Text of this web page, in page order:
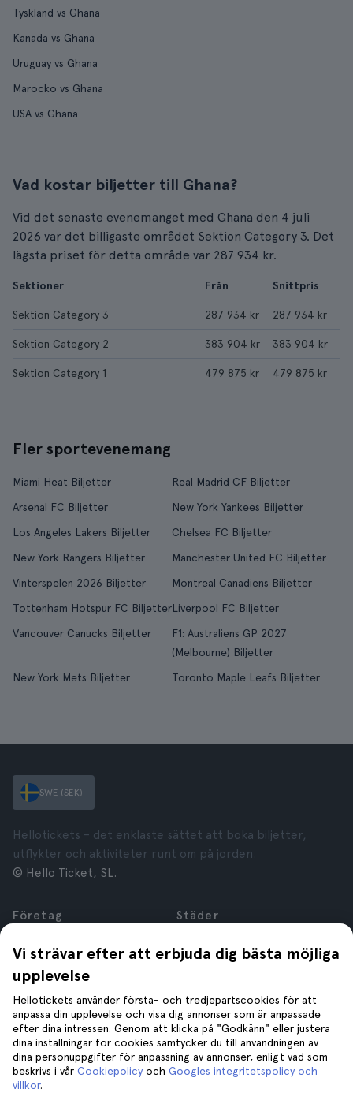
Tyskland vs Ghana
Kanada vs Ghana
Uruguay vs Ghana
Marocko vs Ghana
USA vs Ghana
Vad kostar biljetter till Ghana?
Vid det senaste evenemanget med Ghana den 4 juli
2026 var det billigaste området Sektion Category 3. Det
lägsta priset för detta område var 287 934 kr.
Sektioner Från Snittpris
Sektion Category 3 287 934 kr 287 934 kr
Sektion Category 2 383 904 kr 383 904 kr
Sektion Category 1 479 875 kr 479 875 kr
Fler sportevenemang
Miami Heat Biljetter
Real Madrid CF Biljetter
Arsenal FC Biljetter
New York Yankees Biljetter
Los Angeles Lakers Biljetter
Chelsea FC Biljetter
New York Rangers Biljetter
Manchester United FC Biljetter
Vinterspelen 2026 Biljetter
Montreal Canadiens Biljetter
Tottenham Hotspur FC BiljetterLiverpool FC Biljetter
Vancouver Canucks Biljetter
F1: Australiens GP 2027
(Melbourne) Biljetter
New York Mets Biljetter
Toronto Maple Leafs Biljetter
Vi strävar efter att erbjuda dig bästa möjliga
upplevelse
Hellotickets använder första- och tredjepartscookies för att
anpassa din upplevelse och visa dig annonser som är anpassade
efter dina intressen. Genom att klicka på "Godkänn" eller justera
dina inställningar för cookies samtycker du till användningen av
dina personuppgifter för anpassning av annonser, enligt vad som
beskrivs i vår Cookiepolicy och Googles integritetspolicy och
villkor.
SWE (SEK)
Hellotickets – det enklaste sättet att boka biljetter,
utflykter och aktiviteter runt om på jorden.
© Hello Ticket, SL.
Företag
Karriär
Anslutna företag
Recensioner
Sekretess
Regler och villkor
Juridisk Rådgivning
Cookies
Städer
Rom
London
Granada
Kraków
Tenerife